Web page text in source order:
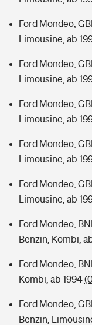
Ford Mondeo,
Limousine, ab
Ford Mondeo,
Limousine, ab
Ford Mondeo,
Limousine, ab
Ford Mondeo,
Limousine, ab
Ford Mondeo,
Limousine, ab
Ford Mondeo,
Benzin, Kombi,
Ford Mondeo,
Kombi, ab 1994
Ford Mondeo,
Benzin,